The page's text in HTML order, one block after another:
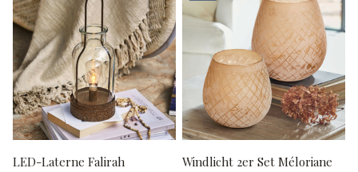
LED-Laterne Falirah Windlicht 2er Set Méloriane